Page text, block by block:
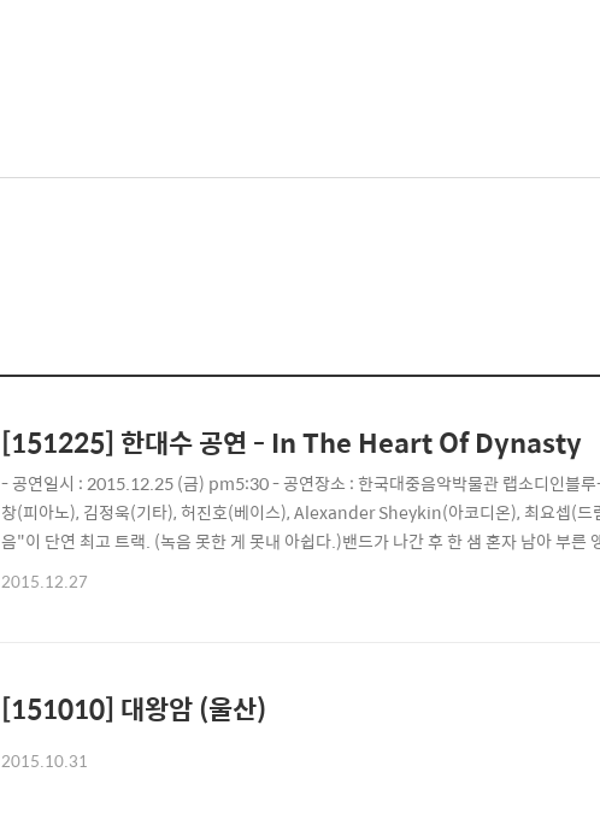
[151225] 한대수 공연 - In The Heart Of Dynasty
- 공연일시 : 2015.12.25 (금) pm5:30 - 공연장소 : 한국대중음악박물관 랩소디인블
창(피아노), 김정욱(기타), 허진호(베이스), Alexander Sheykin(아코디온), 최요셉(드
음"이 단연 최고 트랙. (녹음 못한 게 못내 아쉽다.)밴드가 나간 후 한 샘 혼자 남아 부
연주보다 더 감성적이고 담백했다. 경주에서의 1박 2일... 양호한 공연과 양호한 한우!!
2015.12.27
[151010] 대왕암 (울산)
2015.10.31